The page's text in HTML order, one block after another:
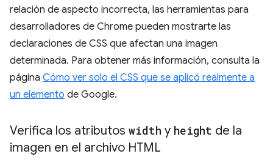
relación de aspecto incorrecta, las herramientas para
desarrolladores de Chrome pueden mostrarte las
declaraciones de CSS que afectan una imagen
determinada. Para obtener más información, consulta la
página Cómo ver solo el CSS que se aplicó realmente a
un elemento de Google.
Verifica los atributos width y height de la
imagen en el archivo HTML